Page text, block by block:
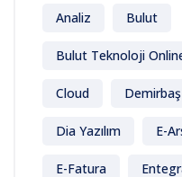
Analiz Bulut
Bulut Teknoloji
Cloud Demirbaş
Dia Yazılım E-
E-Fatura